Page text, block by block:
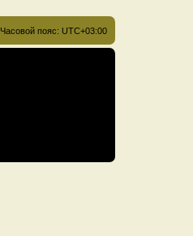
Часовой пояс: UTC+03:00